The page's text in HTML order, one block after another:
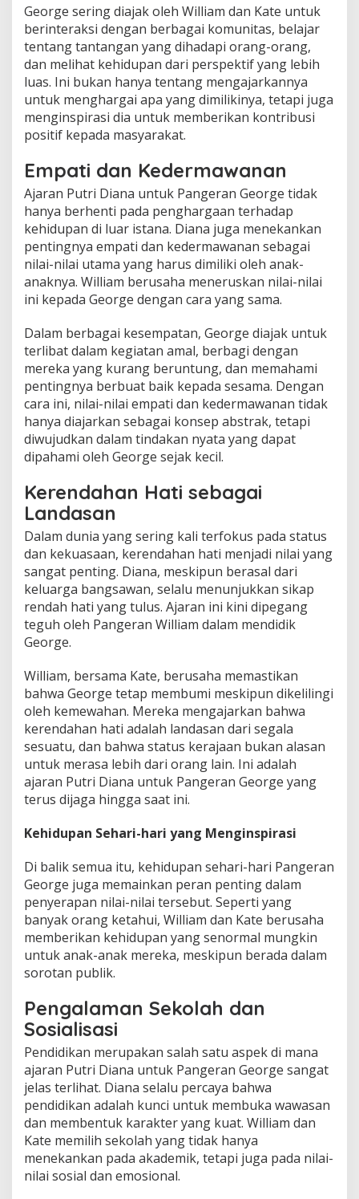
George sering diajak oleh William dan Kate untuk
berinteraksi dengan berbagai komunitas, belajar
tentang tantangan yang dihadapi orang-orang,
dan melihat kehidupan dari perspektif yang lebih
luas. Ini bukan hanya tentang mengajarkannya
untuk menghargai apa yang dimilikinya, tetapi juga
menginspirasi dia untuk memberikan kontribusi
positif kepada masyarakat.
Empati dan Kedermawanan
Ajaran Putri Diana untuk Pangeran George tidak
hanya berhenti pada penghargaan terhadap
kehidupan di luar istana. Diana juga menekankan
pentingnya empati dan kedermawanan sebagai
nilai-nilai utama yang harus dimiliki oleh anak-
anaknya. William berusaha meneruskan nilai-nilai
ini kepada George dengan cara yang sama.
Dalam berbagai kesempatan, George diajak untuk
terlibat dalam kegiatan amal, berbagi dengan
mereka yang kurang beruntung, dan memahami
pentingnya berbuat baik kepada sesama. Dengan
cara ini, nilai-nilai empati dan kedermawanan tidak
hanya diajarkan sebagai konsep abstrak, tetapi
diwujudkan dalam tindakan nyata yang dapat
dipahami oleh George sejak kecil.
Kerendahan Hati sebagai
Landasan
Dalam dunia yang sering kali terfokus pada status
dan kekuasaan, kerendahan hati menjadi nilai yang
sangat penting. Diana, meskipun berasal dari
keluarga bangsawan, selalu menunjukkan sikap
rendah hati yang tulus. Ajaran ini kini dipegang
teguh oleh Pangeran William dalam mendidik
George.
William, bersama Kate, berusaha memastikan
bahwa George tetap membumi meskipun dikelilingi
oleh kemewahan. Mereka mengajarkan bahwa
kerendahan hati adalah landasan dari segala
sesuatu, dan bahwa status kerajaan bukan alasan
untuk merasa lebih dari orang lain. Ini adalah
ajaran Putri Diana untuk Pangeran George yang
terus dijaga hingga saat ini.
Kehidupan Sehari-hari yang Menginspirasi
Di balik semua itu, kehidupan sehari-hari Pangeran
George juga memainkan peran penting dalam
penyerapan nilai-nilai tersebut. Seperti yang
banyak orang ketahui, William dan Kate berusaha
memberikan kehidupan yang senormal mungkin
untuk anak-anak mereka, meskipun berada dalam
sorotan publik.
Pengalaman Sekolah dan
Sosialisasi
Pendidikan merupakan salah satu aspek di mana
ajaran Putri Diana untuk Pangeran George sangat
jelas terlihat. Diana selalu percaya bahwa
pendidikan adalah kunci untuk membuka wawasan
dan membentuk karakter yang kuat. William dan
Kate memilih sekolah yang tidak hanya
menekankan pada akademik, tetapi juga pada nilai-
nilai sosial dan emosional.